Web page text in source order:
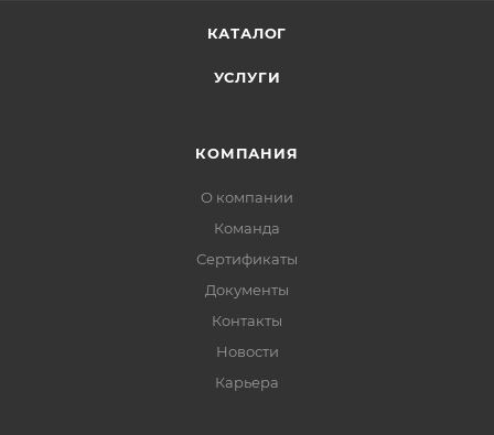
КАТАЛОГ
УСЛУГИ
КОМПАНИЯ
О компании
Команда
Сертификаты
Документы
Контакты
Новости
Карьера